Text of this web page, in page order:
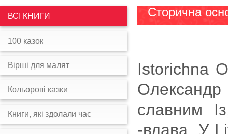
Сторична
Istorichna
славним
-влава. У
ВСІ КНИГИ
100 казок
Вірші для малят
Кольорові казки
Книги, які здолали час